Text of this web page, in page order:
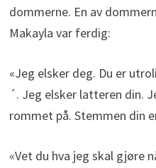
dommerne. En av
Makayla var ferdig:
«Jeg elsker deg. Du er
´. Jeg elsker latteren din.
rommet på. Stemmen din
«Vet du hva jeg skal gjøre